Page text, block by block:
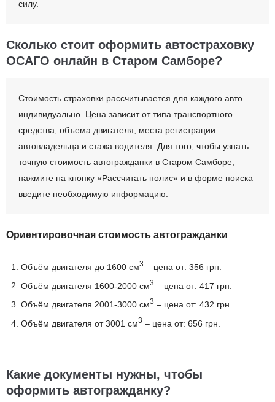
силу.
Сколько стоит оформить автостраховку
ОСАГО онлайн в Старом Самборе?
Стоимость страховки рассчитывается для каждого авто
индивидуально. Цена зависит от типа транспортного
средства, объема двигателя, места регистрации
автовладельца и стажа водителя. Для того, чтобы узнать
точную стоимость автогражданки в Старом Самборе,
нажмите на кнопку «Рассчитать полис» и в форме поиска
введите необходимую информацию.
Ориентировочная стоимость автогражданки
Объём двигателя до 1600 см3 – цена от: 356 грн.
Объём двигателя 1600-2000 см3 – цена от: 417 грн.
Объём двигателя 2001-3000 см3 – цена от: 432 грн.
Объём двигателя от 3001 см3 – цена от: 656 грн.
Какие документы нужны, чтобы
оформить автогражданку?